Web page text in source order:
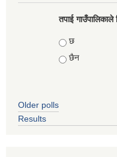
तपाई
Choices
छ
छैन
Older polls
Results